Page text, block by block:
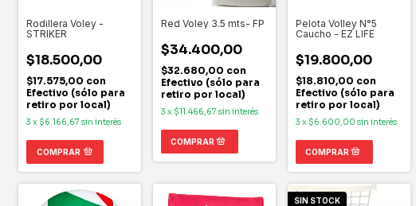
Rodillera Voley -
STRIKER
$18.500,00
$17.575,00 con
Efectivo (sólo para
retiro por local)
3 x $6.166,67 sin interés
COMPRAR
Red Voley 3.5 mts- FP
$34.400,00
$32.680,00 con
Efectivo (sólo para
retiro por local)
3 x $11.466,67 sin interés
Pelota Volley N°5
Caucho - EZ LIFE
$19.800,00
$18.810,00 con
Efectivo (sólo para
retiro por local)
3 x $6.600,00 sin interés
SIN STOCK